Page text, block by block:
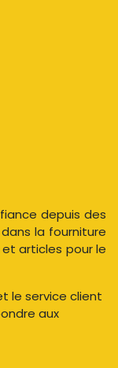
depuis des
la fourniture
articles pour le
le service client
aux